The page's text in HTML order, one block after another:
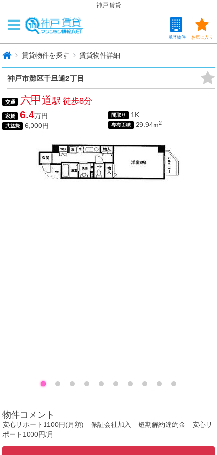
神戸 賃貸
お気に入り
履歴物件
賃貸物件を探す 賃貸物件詳細
神戸市灘区千旦通2丁目
交通 六甲道駅 徒歩8分
家賃 6.4万円
共益費 6,000円
間取り 1K
専有面積 29.94m2
物件コメント
安心サポート1100円(月額) 保証会社加入 短期解約違約金 安心サ
ポート1000円/月